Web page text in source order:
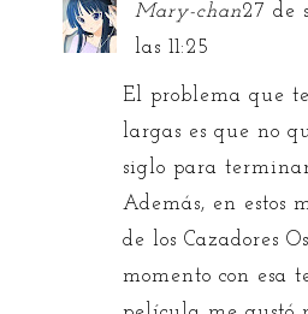
Mary-chan27 de
las 11:25
El problema que
largas es que no
siglo para
Además, en estos
de los Cazadores
momento con esa